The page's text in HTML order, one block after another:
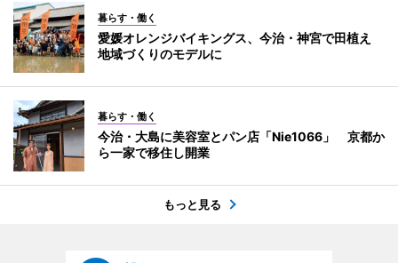
暮らす・働く
愛媛オレンジバイキングス、今治・神宮で田植え
地域づくりのモデルに
暮らす・働く
今治・大島に美容室とパン店「Nie1066」 京都か
ら一家で移住し開業
もっと見る